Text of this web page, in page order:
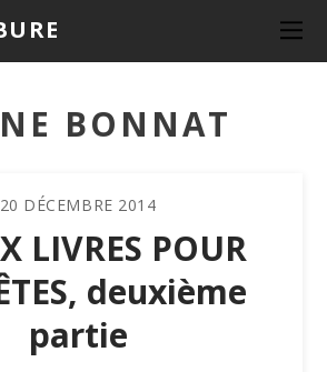
BONNAT
20 DÉCEMBRE 2014
LIVRES POUR
deuxième
partie